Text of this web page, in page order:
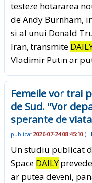
testeze hotararea
de Andy Burnham,
si al unui Donald
Iran, transmite
Vladimir Putin ar
Femeile vor trai
de Sud. "Vor
sperante de
publicat 2026-07-24 08:45:10 (
Un studiu publicat
Space DAILY
ar putea deveni,